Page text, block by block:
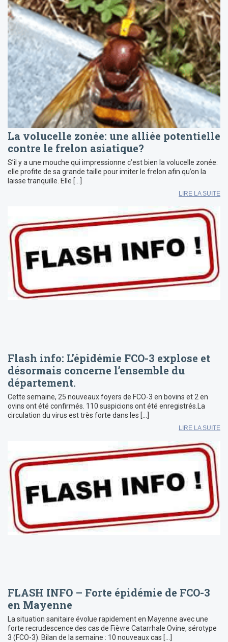
La volucelle zonée: une alliée potentielle
contre le frelon asiatique?
S’il y a une mouche qui impressionne c’est bien la volucelle zonée:
elle profite de sa grande taille pour imiter le frelon afin qu’on la
laisse tranquille. Elle […]
LIRE LA SUITE
Flash info: L’épidémie FCO-3 explose et
désormais concerne l’ensemble du
département.
Cette semaine, 25 nouveaux foyers de FCO-3 en bovins et 2 en
ovins ont été confirmés. 110 suspicions ont été enregistrés.La
circulation du virus est très forte dans les […]
LIRE LA SUITE
FLASH INFO – Forte épidémie de FCO-3
en Mayenne
La situation sanitaire évolue rapidement en Mayenne avec une
forte recrudescence des cas de Fièvre Catarrhale Ovine, sérotype
3 (FCO-3). Bilan de la semaine : 10 nouveaux cas […]